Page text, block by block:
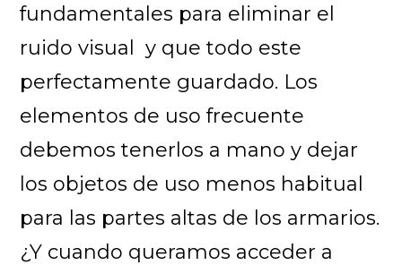
fundamentales para eliminar el
ruido visual y que todo este
perfectamente guardado. Los
elementos de uso frecuente
debemos tenerlos a mano y dejar
los objetos de uso menos habitual
para las partes altas de los armarios.
¿Y cuando queramos acceder a